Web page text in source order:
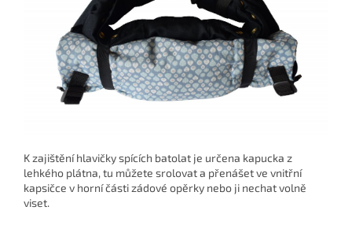
K zajištění hlavičky spících batolat je určena kapucka z
lehkého plátna, tu můžete srolovat a přenášet ve vnitřní
kapsičce v horní části zádové opěrky nebo ji nechat volně
viset.